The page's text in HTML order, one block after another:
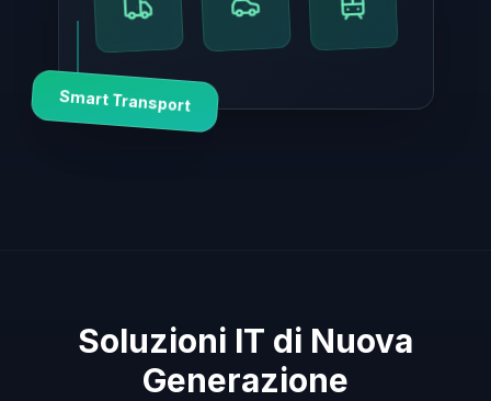
Smart Transport
Soluzioni IT di Nuova
Generazione